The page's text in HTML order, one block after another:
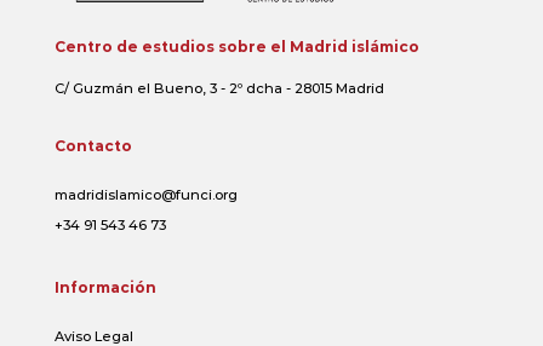
Centro de estudios sobre el Madrid islámico
C/ Guzmán el Bueno, 3 - 2º dcha - 28015 Madrid
Contacto
madridislamico@funci.org
+34 91 543 46 73
Información
Aviso Legal